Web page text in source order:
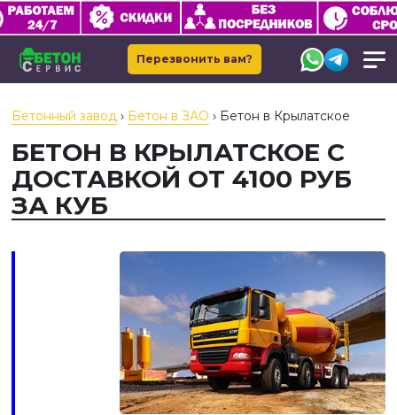
Перезвонить вам?
Бетонный завод › Бетон в ЗАО › Бетон в Крылатское
БЕТОН В КРЫЛАТСКОЕ С
ДОСТАВКОЙ ОТ 4100 РУБ
ЗА КУБ